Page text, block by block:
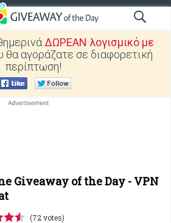
ΔΩΡΕΑΝ λογισμικό με
θα αγοράζατε σε διαφορετική
περίπτωση!
Giveaway of the Day - VPN
(72 votes)